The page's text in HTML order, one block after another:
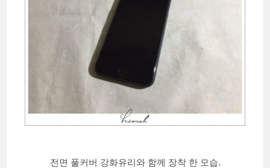
전면 풀커버 강화유리와 함께 장착 한 모습.